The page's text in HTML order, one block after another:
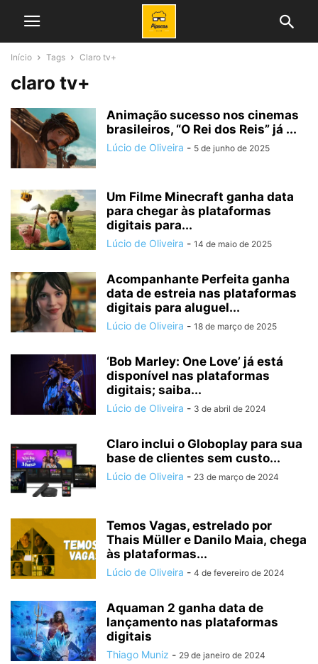
Início Tags Claro tv+
claro tv+
Animação sucesso nos cinemas
brasileiros, “O Rei dos Reis” já ...
Lúcio de Oliveira - 5 de junho de 2025
Um Filme Minecraft ganha data
para chegar às plataformas
digitais para...
Lúcio de Oliveira - 14 de maio de 2025
Acompanhante Perfeita ganha
data de estreia nas plataformas
digitais para aluguel...
Lúcio de Oliveira - 18 de março de 2025
‘Bob Marley: One Love’ já está
disponível nas plataformas
digitais; saiba...
Lúcio de Oliveira - 3 de abril de 2024
Claro inclui o Globoplay para sua
base de clientes sem custo...
Lúcio de Oliveira - 23 de março de 2024
Temos Vagas, estrelado por
Thais Müller e Danilo Maia, chega
às plataformas...
Lúcio de Oliveira - 4 de fevereiro de 2024
Aquaman 2 ganha data de
lançamento nas plataformas
digitais
Thiago Muniz - 29 de janeiro de 2024